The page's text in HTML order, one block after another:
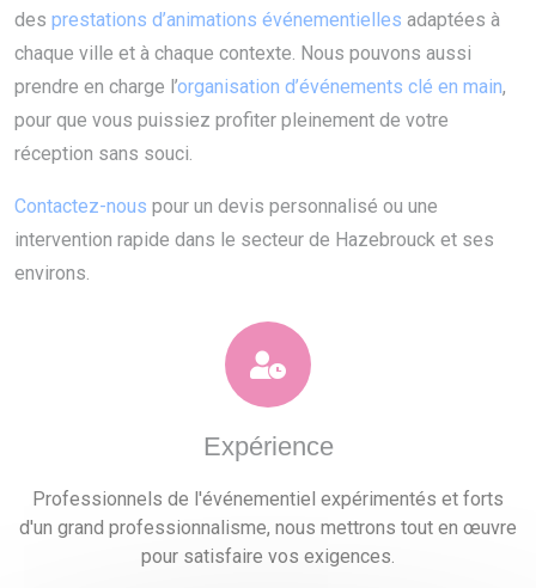
des prestations d’animations événementielles adaptées à
chaque ville et à chaque contexte. Nous pouvons aussi
prendre en charge l’organisation d’événements clé en main,
pour que vous puissiez profiter pleinement de votre
réception sans souci.
Contactez-nous pour un devis personnalisé ou une
intervention rapide dans le secteur de Hazebrouck et ses
environs.
Expérience
Professionnels de l'événementiel expérimentés et forts
d'un grand professionnalisme, nous mettrons tout en œuvre
pour satisfaire vos exigences.